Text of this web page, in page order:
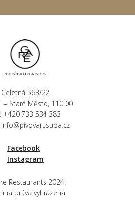
Celetná 563/22
– Staré Město, 110 00
+420 733 534 383
info@pivovarusupa.cz
Facebook
Instagram
Restaurants 2024.
práva vyhrazena